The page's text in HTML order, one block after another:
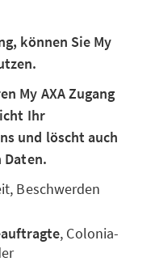
können Sie My
My AXA Zugang
Ihr
und löscht auch
Beschwerden
, Colonia-